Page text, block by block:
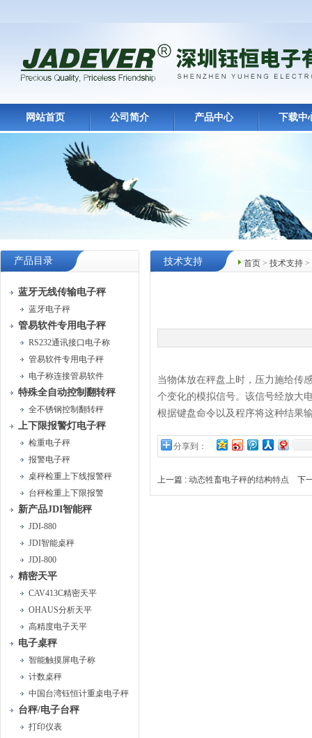
网站首页 公司简介 产品中心 下载中
产品目录
蓝牙无线传输电子秤
蓝牙电子秤
管易软件专用电子秤
RS232通讯接口电子称
管易软件专用电子秤
电子称连接管易软件
特殊全自动控制翻转秤
全不锈钢控制翻转秤
上下限报警灯电子秤
检重电子秤
报警电子秤
桌秤检重上下线报警秤
台秤检重上下限报警
新产品JDI智能秤
JDI-880
JDI智能桌秤
JDI-800
精密天平
CAV413C精密天平
OHAUS分析天平
高精度电子天平
电子桌秤
智能触摸屏电子称
计数桌秤
中国台湾钰恒计重桌电子秤
台秤/电子台秤
打印仪表
首页 > 技术支持 >
技术支持
当物体放在秤盘上时，压力施给传
个变化的模拟信号。该信号经放大
根据键盘命令以及程序将这种结果
分享到：
上一篇 : 动态牲畜电子秤的结构特点 下